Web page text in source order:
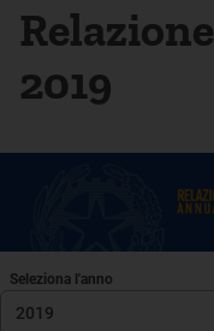
2019
Seleziona l'anno